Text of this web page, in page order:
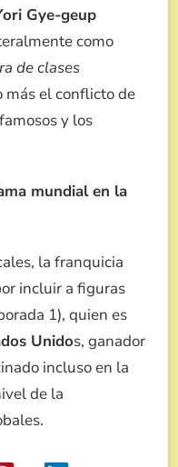
Gye-geup
como
de clases
más el conflicto de
y los
mundial en la
la franquicia
incluir a figuras
1), quien es
Unidos, ganador
incluso en la
de la